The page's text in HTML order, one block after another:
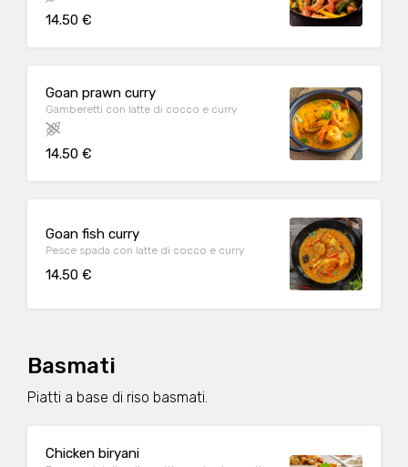
14.50 €
Goan prawn curry
Gamberetti con latte di cocco e curry
14.50 €
Goan fish curry
Pesce spada con latte di cocco e curry
14.50 €
Basmati
Piatti a base di riso basmati.
Chicken biryani